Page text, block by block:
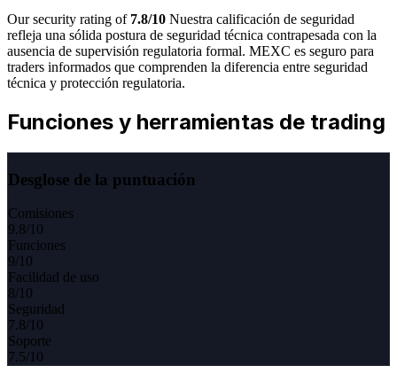
Our security rating of 7.8/10 Nuestra calificación de seguridad
refleja una sólida postura de seguridad técnica contrapesada con la
ausencia de supervisión regulatoria formal. MEXC es seguro para
traders informados que comprenden la diferencia entre seguridad
técnica y protección regulatoria.
Funciones y herramientas de trading
Desglose de la puntuación
Comisiones
9.8/10
Funciones
9/10
Facilidad de uso
8/10
Seguridad
7.8/10
Soporte
7.5/10